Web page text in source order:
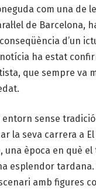
com una de
de Barcelona,
d’un
ha estat
que sempre va
entorn sense
la seva carrera a
una època en què
esplendor
amb figures